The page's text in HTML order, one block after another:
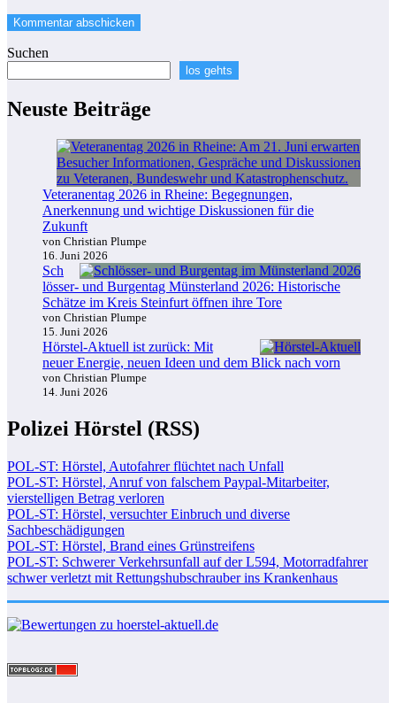
Suchen
los gehts
Neuste Beiträge
Veteranentag 2026 in Rheine: Begegnungen,
Anerkennung und wichtige Diskussionen für die
Zukunft
von Christian Plumpe
16. Juni 2026
Sch
lösser- und Burgentag Münsterland 2026: Historische
Schätze im Kreis Steinfurt öffnen ihre Tore
von Christian Plumpe
15. Juni 2026
Hörstel-Aktuell ist zurück: Mit
neuer Energie, neuen Ideen und dem Blick nach vorn
von Christian Plumpe
14. Juni 2026
Polizei Hörstel (RSS)
POL-ST: Hörstel, Autofahrer flüchtet nach Unfall
POL-ST: Hörstel, Anruf von falschem Paypal-Mitarbeiter,
vierstelligen Betrag verloren
POL-ST: Hörstel, versuchter Einbruch und diverse
Sachbeschädigungen
POL-ST: Hörstel, Brand eines Grünstreifens
POL-ST: Schwerer Verkehrsunfall auf der L594, Motorradfahrer
schwer verletzt mit Rettungshubschrauber ins Krankenhaus